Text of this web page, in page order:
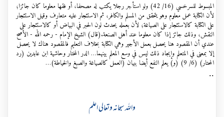
المبسوط للسرخسي (16/ 42) ولو استأجر رجلا يكتب له مصحفا، أو فقها معلوما كان جائزا؛
لأن الكتابة عمل معلوم وهو يتحقق من المسلم والكافر، ثم الاستئجار عليه متعارف وقيل الاستئجار
على الكتابة كالاستئجار على الصياغة؛ لأن بعمله يحدث لون الحبر في البياض أو كالاستئجار على
النقش، وذلك جائز إذا كان معلوما عند أهل الصنعة.(قال) الشيخ الإمام - رحمه الله - الأصح
عندي أن المقصود هنا يحصل بعمل الأجير وهي الكتابة بخلاف التعليم فالمقصود هناك لا يحصل
إلا بمعنى في المتعلم وإيجاد ذلك ليس في وسع المعلم بينهما… الدر المختار وحاشية ابن عابدين (رد
المحتار) (6/ 9) (و) يعلم النفع أيضا ببيان (العمل كالصياغة والصبغ والخياطة)…
..
واللہ سبحانہ وتعالی اعلم